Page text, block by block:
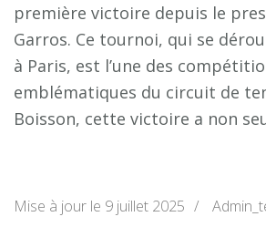
première victoire depuis le
Garros. Ce tournoi, qui se
à Paris, est l’une des
emblématiques du circuit de
Boisson, cette victoire a non
Mise à jour le 9 juillet 2025 /